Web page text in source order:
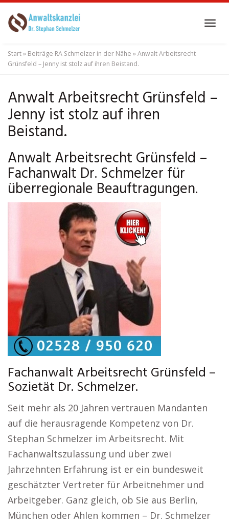
to
content
Start» Beiträge RA Schmelzer in der Nähe »Anwalt Arbeitsrecht
Grünsfeld – Jenny ist stolz auf ihren Beistand.
Anwalt Arbeitsrecht Grünsfeld –
Jenny ist stolz auf ihren
Beistand.
Anwalt Arbeitsrecht Grünsfeld –
Fachanwalt Dr. Schmelzer für
überregionale Beauftragungen.
Fachanwalt Arbeitsrecht Grünsfeld –
Sozietät Dr. Schmelzer.
Seit mehr als 20 Jahren vertrauen Mandanten
auf die herausragende Kompetenz von Dr.
Stephan Schmelzer im Arbeitsrecht. Mit
Fachanwaltszulassung und über zwei
Jahrzehnten Erfahrung ist er ein bundesweit
geschätzter Vertreter für Arbeitnehmer und
Arbeitgeber. Ganz gleich, ob Sie aus Berlin,
München oder Ahlen kommen – Dr. Schmelzer